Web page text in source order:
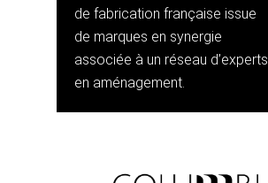
de fabrication française issue
de marques en synergie
associée à un réseau d’experts
en aménagement.